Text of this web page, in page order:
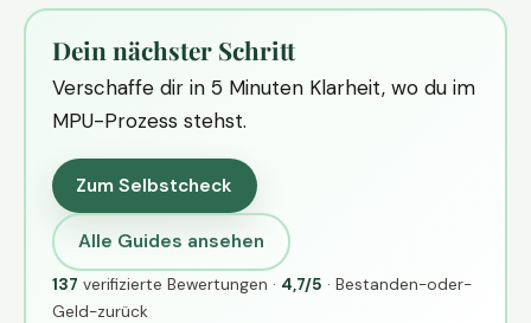
Dein nächster Schritt
Verschaffe dir in 5 Minuten Klarheit, wo du im
MPU-Prozess stehst.
Zum Selbstcheck
Alle Guides ansehen
137 verifizierte Bewertungen · 4,7/5 · Bestanden-oder-
Geld-zurück